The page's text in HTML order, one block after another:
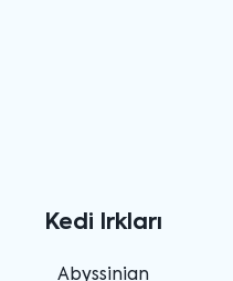
Kedi Irkları
Abyssinian